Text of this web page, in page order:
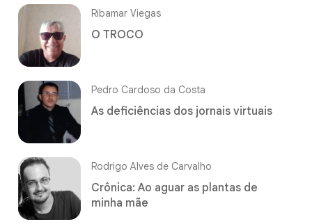
Ribamar Viegas
O TROCO
Pedro Cardoso da Costa
As deficiências dos jornais virtuais
Rodrigo Alves de Carvalho
Crônica: Ao aguar as plantas de
minha mãe